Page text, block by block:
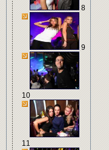
8
9
10
11